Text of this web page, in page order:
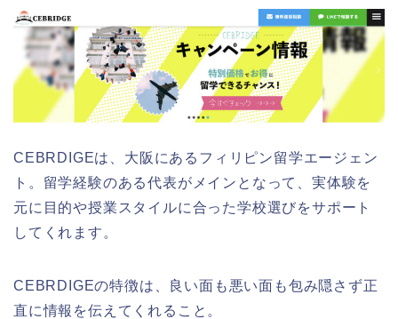
CEBRDIGEは、大阪にあるフィリピン留学エージェン
ト。留学経験のある代表がメインとなって、実体験を
元に目的や授業スタイルに合った学校選びをサポート
してくれます。
CEBRDIGEの特徴は、良い面も悪い面も包み隠さず正
直に情報を伝えてくれること。